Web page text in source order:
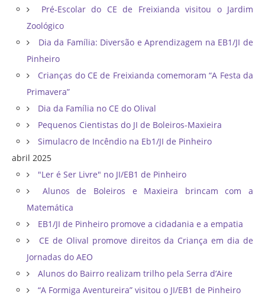
Pré-Escolar do CE de Freixianda visitou o Jardim
Zoológico
Dia da Família: Diversão e Aprendizagem na EB1/JI de
Pinheiro
Crianças do CE de Freixianda comemoram “A Festa da
Primavera”
Dia da Família no CE do Olival
Pequenos Cientistas do JI de Boleiros-Maxieira
Simulacro de Incêndio na Eb1/JI de Pinheiro
abril 2025
"Ler é Ser Livre" no JI/EB1 de Pinheiro
Alunos de Boleiros e Maxieira brincam com a
Matemática
EB1/JI de Pinheiro promove a cidadania e a empatia
CE de Olival promove direitos da Criança em dia de
Jornadas do AEO
Alunos do Bairro realizam trilho pela Serra d’Aire
“A Formiga Aventureira” visitou o JI/EB1 de Pinheiro